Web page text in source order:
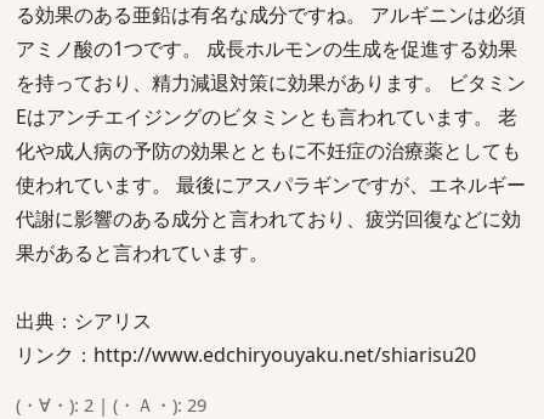
る効果のある亜鉛は有名な成分ですね。 アルギニンは必須
アミノ酸の1つです。 成長ホルモンの生成を促進する効果
を持っており、精力減退対策に効果があります。 ビタミン
Eはアンチエイジングのビタミンとも言われています。 老
化や成人病の予防の効果とともに不妊症の治療薬としても
使われています。 最後にアスパラギンですが、エネルギー
代謝に影響のある成分と言われており、疲労回復などに効
果があると言われています。
出典：シアリス
リンク：http://www.edchiryouyaku.net/shiarisu20
(・∀・): 2 | (・Ａ・): 29